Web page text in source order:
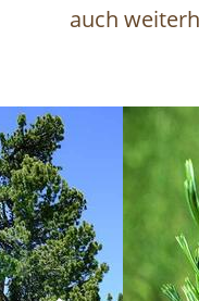
auch
Image